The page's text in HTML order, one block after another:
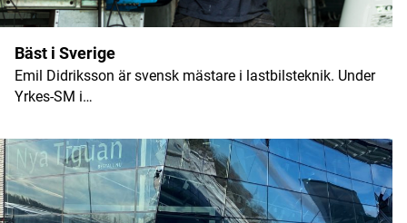
Bäst i Sverige
Emil Didriksson är svensk mästare i lastbilsteknik. Under
Yrkes-SM i…